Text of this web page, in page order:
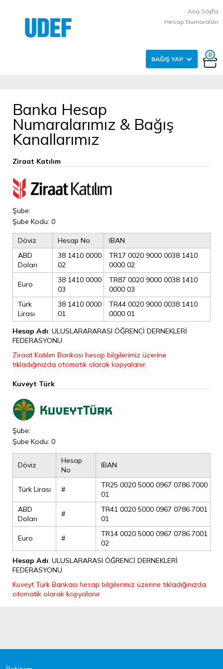
Ana Sayfa
Hesap Numaraları
BAĞIŞ YAP
0
Banka Hesap
Numaralarımız & Bağış
Kanallarımız
Ziraat Katılım
Şube:
Şube Kodu: 0
Döviz Hesap No
IBAN
ABD
Doları
38 1410 0000
02
TR17 0020 9000 0038 1410
0000 02
Euro
38 1410 0000
03
TR87 0020 9000 0038 1410
0000 03
Türk
Lirası
38 1410 0000
01
TR44 0020 9000 0038 1410
0000 01
Hesap Adı: ULUSLARARARASI ÖĞRENCİ DERNEKLERİ
FEDERASYONU
Ziraat Katılım Bankası hesap bilgilerimiz üzerine
tıkladığınızda otomatik olarak kopyalanır.
Kuveyt Türk
Şube:
Şube Kodu: 0
Döviz
Hesap
No
IBAN
Türk Lirası #
TR25 0020 5000 0967 0786 7000
01
ABD
Doları
#
TR41 0020 5000 0967 0786 7001
01
Euro #
TR14 0020 5000 0967 0786 7001
02
Hesap Adı: ULUSLARARASI ÖĞRENCİ DERNEKLERİ
FEDERASYONU
Kuveyt Türk Bankası hesap bilgilerimiz üzerine tıkladığınızda
otomatik olarak kopyalanır.